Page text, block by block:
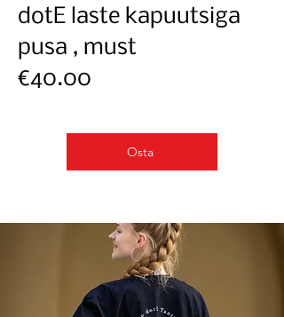
dotE laste kapuutsiga
pusa , must
€40.00
Osta